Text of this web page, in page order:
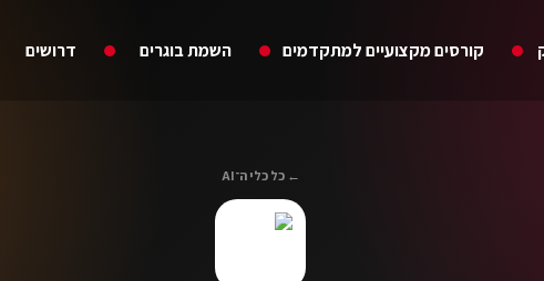
קורסים מקצועיים למתקדמים השמת בוגרים דרושים
← כל כלי ה־AI